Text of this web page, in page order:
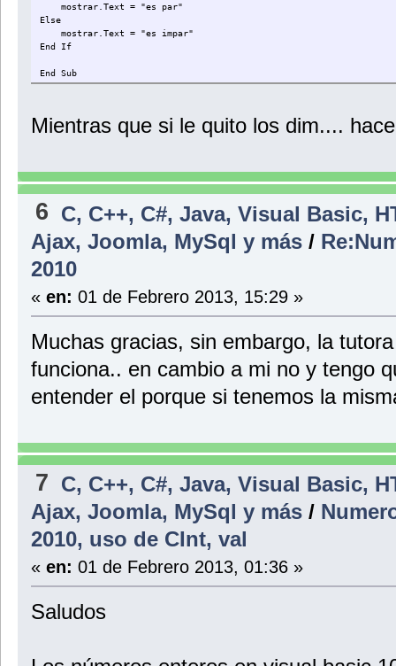
mostrar.Text = "es par"
Else
mostrar.Text = "es impar"
End If
End Sub
Mientras que si le quito los dim....
6 C, C++, C#, Java, Visual Basic,
Ajax, Joomla, MySql y más/
2010
« en: 01 de Febrero 2013, 15:29 »
Muchas gracias, sin embargo, la
funciona.. en cambio a mi no y tengo
entender el porque si tenemos la
7 C, C++, C#, Java, Visual Basic,
Ajax, Joomla, MySql y más/
2010, uso de CInt, val
« en: 01 de Febrero 2013, 01:36 »
Saludos